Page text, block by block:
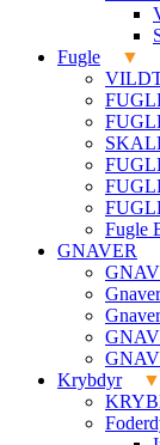
Fugle
Fugle
GNAVER
Krybdyr